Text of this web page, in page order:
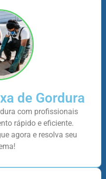
de Gordura
com profissionais
rápido e eficiente.
agora e resolva seu